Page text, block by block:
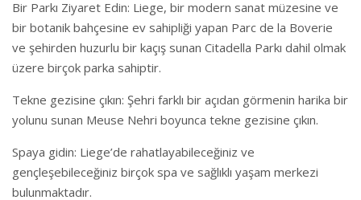
Bir Parkı Ziyaret Edin: Liege, bir modern sanat müzesine ve
bir botanik bahçesine ev sahipliği yapan Parc de la Boverie
ve şehirden huzurlu bir kaçış sunan Citadella Parkı dahil olmak
üzere birçok parka sahiptir.
Tekne gezisine çıkın: Şehri farklı bir açıdan görmenin harika bir
yolunu sunan Meuse Nehri boyunca tekne gezisine çıkın.
Spaya gidin: Liege’de rahatlayabileceğiniz ve
gençleşebileceğiniz birçok spa ve sağlıklı yaşam merkezi
bulunmaktadır.